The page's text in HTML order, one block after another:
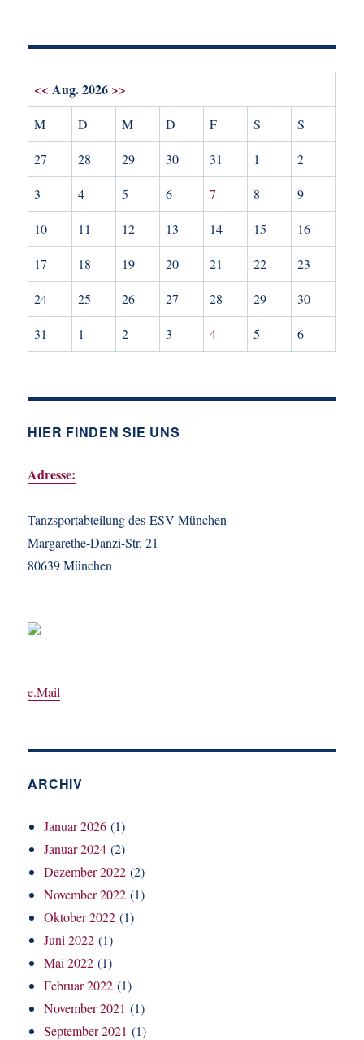
<< Aug. 2026 >>
M D M D F S S
27 28 29 30 31 1 2
3 4 5 6 7 8 9
10 11 12 13 14 15 16
17 18 19 20 21 22 23
24 25 26 27 28 29 30
31 1 2 3 4 5 6
HIER FINDEN SIE UNS
Adresse:
Tanzsportabteilung des ESV-München
Margarethe-Danzi-Str. 21
80639 München
e.Mail
ARCHIV
Januar 2026 (1)
Januar 2024 (2)
Dezember 2022 (2)
November 2022 (1)
Oktober 2022 (1)
Juni 2022 (1)
Mai 2022 (1)
Februar 2022 (1)
November 2021 (1)
September 2021 (1)